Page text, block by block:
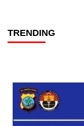
TRENDING